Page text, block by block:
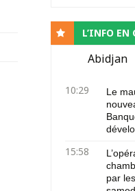
L’INFO
Abidjan
10:29
Le
15:58
par